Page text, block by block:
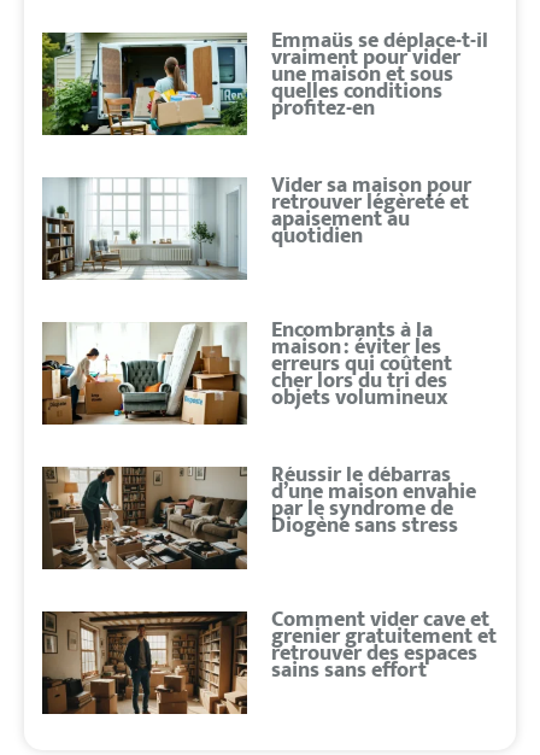
Emmaüs se déplace-t-il
vraiment pour vider
une maison et sous
quelles conditions
profitez-en
Vider sa maison pour
retrouver légèreté et
apaisement au
quotidien
Encombrants à la
maison : éviter les
erreurs qui coûtent
cher lors du tri des
objets volumineux
Réussir le débarras
d’une maison envahie
par le syndrome de
Diogène sans stress
Comment vider cave et
grenier gratuitement et
retrouver des espaces
sains sans effort